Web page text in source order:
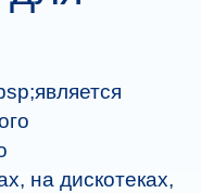
на дискотеках,